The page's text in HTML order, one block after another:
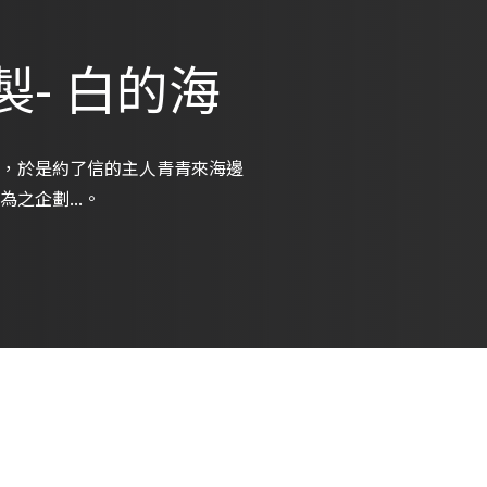
- 白的海
於是約了信的主人青青來海邊
之企劃...。